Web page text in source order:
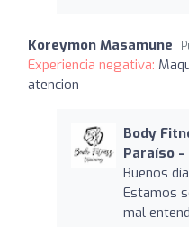
Koreymon Masamune
Experiencia negativa:
atencion
Body
Paraíso -
Buenos
Estamos
mal